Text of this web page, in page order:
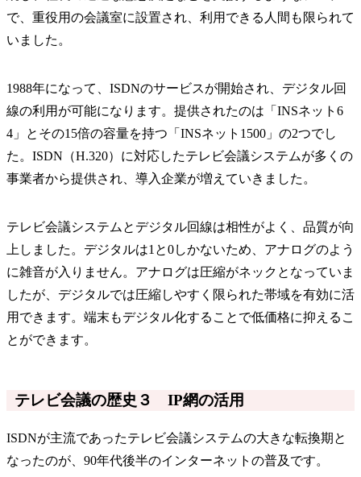
で、重役用の会議室に設置され、利用できる人間も限られて
いました。
1988年になって、ISDNのサービスが開始され、デジタル回
線の利用が可能になります。提供されたのは「INSネット6
4」とその15倍の容量を持つ「INSネット1500」の2つでし
た。ISDN（H.320）に対応したテレビ会議システムが多くの
事業者から提供され、導入企業が増えていきました。
テレビ会議システムとデジタル回線は相性がよく、品質が向
上しました。デジタルは1と0しかないため、アナログのよう
に雑音が入りません。アナログは圧縮がネックとなっていま
したが、デジタルでは圧縮しやすく限られた帯域を有効に活
用できます。端末もデジタル化することで低価格に抑えるこ
とができます。
テレビ会議の歴史３ IP網の活用
ISDNが主流であったテレビ会議システムの大きな転換期と
なったのが、90年代後半のインターネットの普及です。